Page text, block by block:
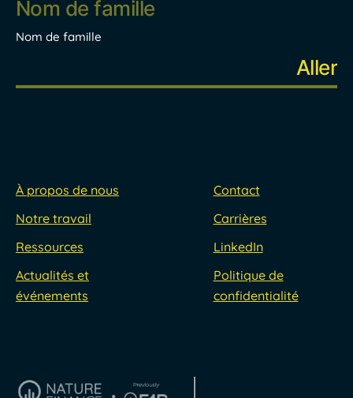
Nom de famille
À propos de nous
Notre travail
Ressources
Actualités et
événements
Contact
Carrières
LinkedIn
Politique de
confidentialité